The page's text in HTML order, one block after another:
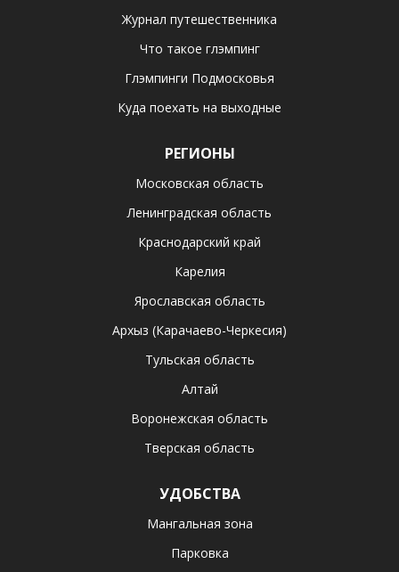
Журнал путешественника
Что такое глэмпинг
Глэмпинги Подмосковья
Куда поехать на выходные
РЕГИОНЫ
Московская область
Ленинградская область
Краснодарский край
Карелия
Ярославская область
Архыз (Карачаево-Черкесия)
Тульская область
Алтай
Воронежская область
Тверская область
УДОБСТВА
Мангальная зона
Парковка